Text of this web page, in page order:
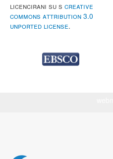
licencirani su s Creative
Commons Attribution 3.0
Unported License.